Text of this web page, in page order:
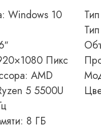
Windows 10
Пикс
AMD
5 5500U
8 ГБ